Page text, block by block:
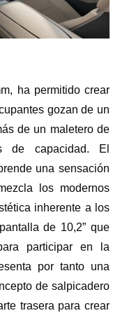
ha permitido crear
gozan de un
de un maletero de
de capacidad. El
una sensación
los modernos
inherente a los
de 10,2” que
participar en la
por tanto una
de salpicadero
trasera para crear